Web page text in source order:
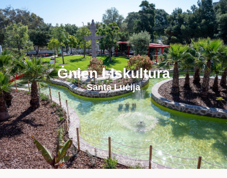
Ġnien l-Iskultura
Santa Luċija